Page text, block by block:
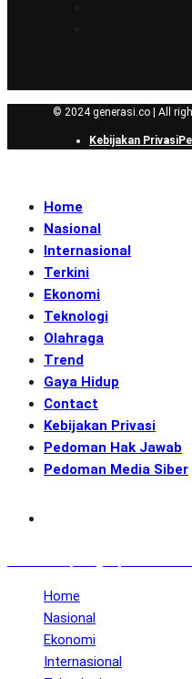
© 2024 generasi.co | All
Kebijakan Privasi
Home
Nasional
Internasional
Terkini
Ekonomi
Teknologi
Olahraga
Trend
Gaya Hidup
Contact
Kebijakan Privasi
Pedoman Hak Jawab
Pedoman Media Siber
Home
Nasional
Ekonomi
Internasional